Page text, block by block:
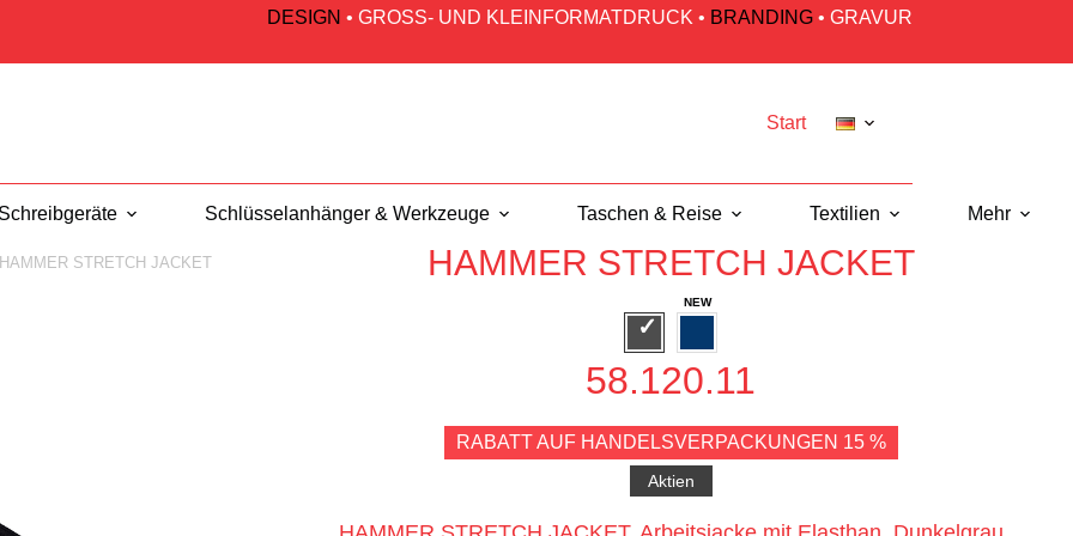
DESIGN • GROSS- UND KLEINFORMATDRUCK • BRANDING• GRAVUR
Start
Schreibgeräte Schlüsselanhänger & Werkzeuge Taschen & Reise Textilien Mehr
HAMMER STRETCH JACKET HAMMER STRETCH JACKET
58.120.11
RABATT AUF HANDELSVERPACKUNGEN 15 %
Aktien